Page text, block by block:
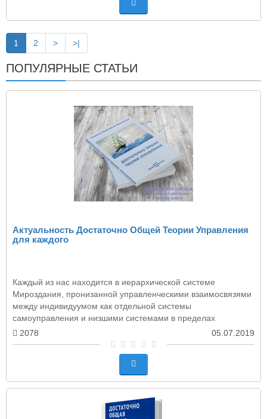
1 2 > >|
ПОПУЛЯРНЫЕ СТАТЬИ
Актуальность Достаточно Общей Теории Управления
для каждого
Каждый из нас находится в иерархической системе
Мироздания, пронизанной управленческими взаимосвязями
между индивидуумом как отдельной системы
самоуправления и низшими системами в пределах
определенны..
2078 05.07.2019